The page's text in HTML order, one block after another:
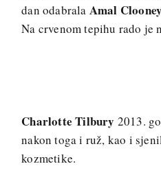
dan odabrala Amal
Na crvenom tepihu rado je
Charlotte Tilbury 2013.
nakon toga i ruž, kao i
kozmetike.